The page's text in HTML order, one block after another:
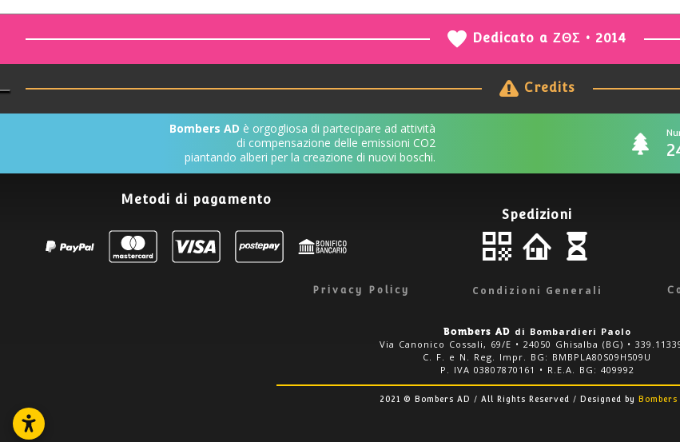
Dedicato a ΖΘΣ • 2014
Credits
Bombers AD è orgogliosa di partecipare ad attività
di compensazione delle emissioni CO2
piantando alberi per la creazione di nuovi boschi.
Metodi di pagamento
Spedizioni
Privacy Policy Condizioni Generali
widget
Share
Bombers AD di Bombardieri Paolo
Via Canonico Cossali, 69/E • 24050 Ghisalba (BG) •
C. F. e N. Reg. Impr. BG: BMBPLA80S09H509U
P. IVA 03807870161 • R.E.A. BG: 409992
2021 © Bombers AD / All Rights Reserved / Designed by Bombers